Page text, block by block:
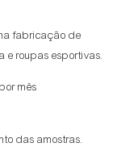
fabricação de
e roupas esportivas.
mês
das amostras.